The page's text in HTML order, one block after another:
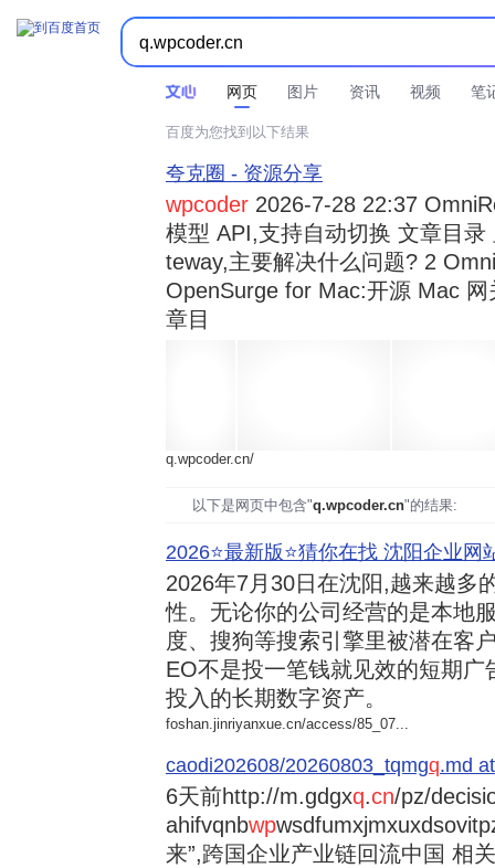
网页 图片 资讯 视频 笔
时间不限  所有网页和文件  站点内检索 
百度为您找到以下结果
夸克圈 - 资源分享
wpcoder 2026-7-28 22:37
模型 API,支持自动切换 文章目
teway,主要解决什么问题? 2
OpenSurge for Mac:开源 Mac
章目
q.wpcoder.cn/
以下是网页中包含"q.wpcoder.cn"的结果:
2026⭐️最新版⭐️猜你在找 沈阳企业网
2026年7月30日在沈阳,越来越多
性。无论你的公司经营的是本地
度、搜狗等搜索引擎里被潜在客
EO不是投一笔钱就见效的短期
投入的长期数字资产。
foshan.jinriyanxue.cn/access/85_07...
caodi202608/20260803_tqmgq.md
6天前http://m.gdgxq.cn/pz/
ahifvqnbwp
来”,跨国企业产业链回流中国 相